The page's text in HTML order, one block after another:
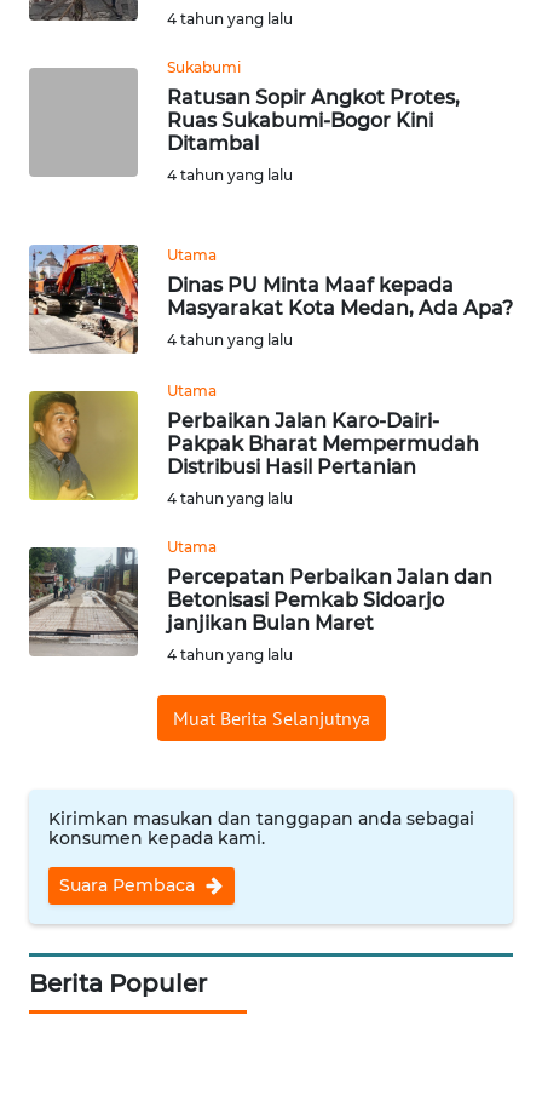
4 tahun yang lalu
Sukabumi
Ratusan Sopir Angkot Protes,
Ruas Sukabumi-Bogor Kini
Ditambal
4 tahun yang lalu
Utama
Dinas PU Minta Maaf kepada
Masyarakat Kota Medan, Ada Apa?
4 tahun yang lalu
Utama
Perbaikan Jalan Karo-Dairi-
Pakpak Bharat Mempermudah
Distribusi Hasil Pertanian
4 tahun yang lalu
Utama
Percepatan Perbaikan Jalan dan
Betonisasi Pemkab Sidoarjo
janjikan Bulan Maret
4 tahun yang lalu
Muat Berita Selanjutnya
Kirimkan masukan dan tanggapan anda sebagai
konsumen kepada kami.
Suara Pembaca
Berita Populer
TAPANULI
KARO
WN
SIMALUNGUN
LABUHANBATU
WN
TENGAH
WN DELI
SERDANG
WN
PAKPAK
WN
KARAWANG
WN
BEKASI